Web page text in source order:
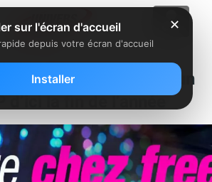
débarquer sur un
d’ici la fin de l’année
✕
sur l'écran d'accueil
depuis votre écran d'accueil
Installer